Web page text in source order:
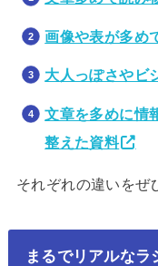
画像や表が多め
大人っぽさやビ
文章を多めに情
整えた資料
それぞれの違いをぜ
まるでリアルな